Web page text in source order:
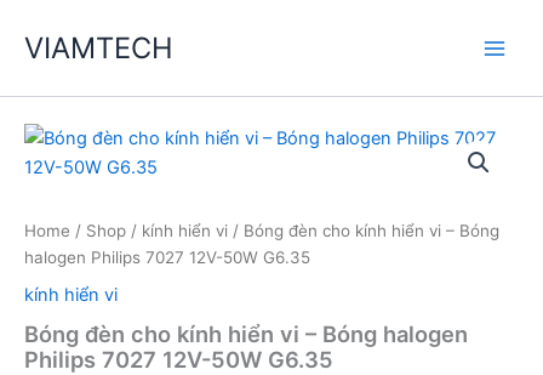
VIAMTECH
Home / Shop / kính hiển vi / Bóng đèn cho kính hiển vi – Bóng
halogen Philips 7027 12V-50W G6.35
kính hiển vi
Bóng đèn cho kính hiển vi – Bóng halogen
Philips 7027 12V-50W G6.35